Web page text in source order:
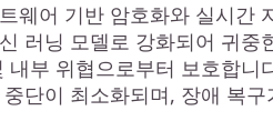
웨어 기반 암호화와 실시간
러닝 모델로 강화되어 귀중
내부 위협으로부터 보호합니
단이 최소화되며, 장애 복